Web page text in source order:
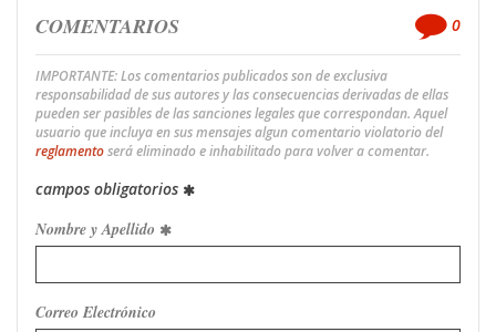
COMENTARIOS 0
IMPORTANTE: Los comentarios publicados son de exclusiva
responsabilidad de sus autores y las consecuencias derivadas de ellas
pueden ser pasibles de las sanciones legales que correspondan. Aquel
usuario que incluya en sus mensajes algun comentario violatorio del
reglamentoserá eliminado e inhabilitado para volver a comentar.
campos obligatorios
Nombre y Apellido
Correo Electrónico